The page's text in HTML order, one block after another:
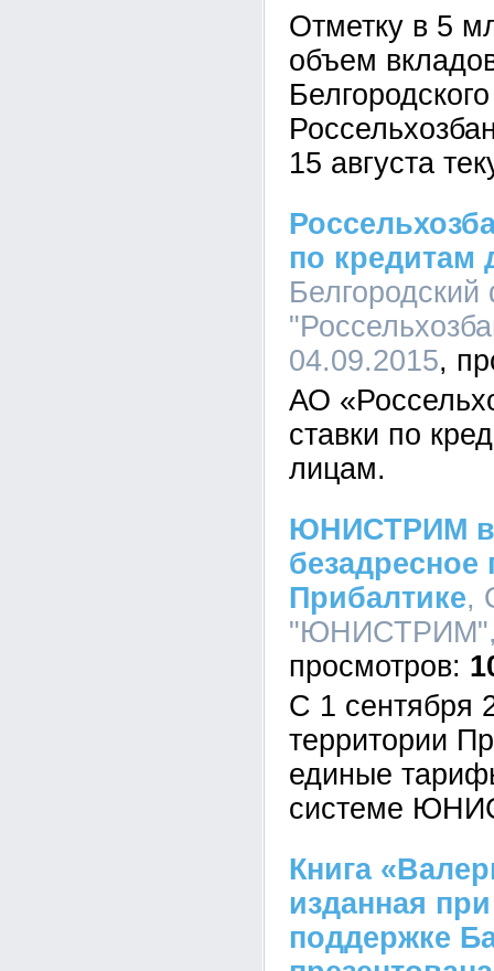
Отметку в 5
объем
15 августа
по кредитам
04.09.2015
АО
ставки по
лицам.
ЮНИСТРИМ
безадресное
Прибалтике,
"ЮНИСТРИМ",
С 1 сентября
территории
единые
системе
Книга
изданная
поддержке